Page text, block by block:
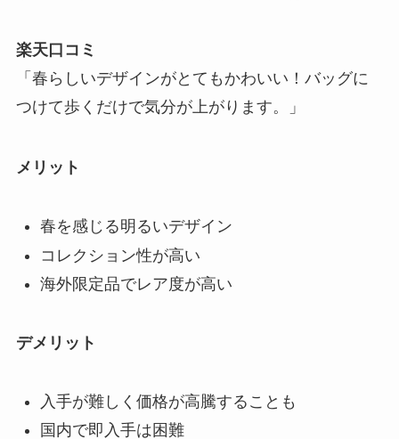
楽天口コミ
「春らしいデザインがとてもかわいい！バッグに
つけて歩くだけで気分が上がります。」
メリット
春を感じる明るいデザイン
コレクション性が高い
海外限定品でレア度が高い
デメリット
入手が難しく価格が高騰することも
国内で即入手は困難